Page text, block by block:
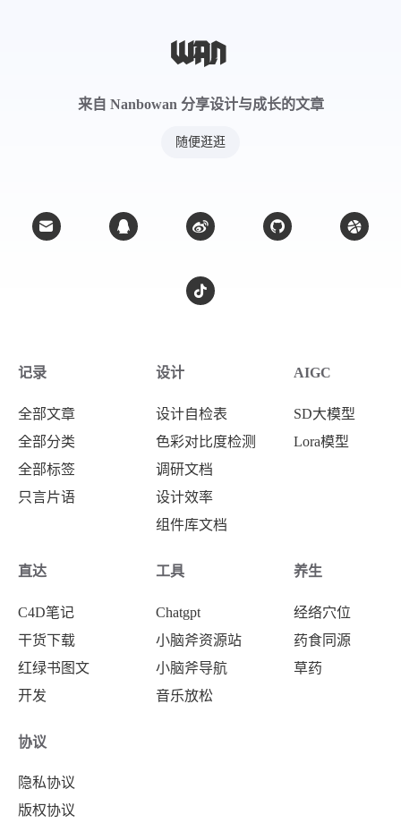
来自 Nanbowan 分享设计与成长的文章
随便逛逛
记录
全部文章
全部分类
全部标签
只言片语
设计
设计自检表
色彩对比度检测
调研文档
设计效率
组件库文档
AIGC
SD大模型
Lora模型
直达
C4D笔记
干货下载
红绿书图文
开发
工具
Chatgpt
小脑斧资源站
小脑斧导航
音乐放松
养生
经络穴位
药食同源
草药
协议
隐私协议
版权协议